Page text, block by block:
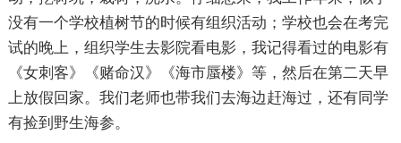
没有一个学校植树节的时候有组织活动；学校也会在考完
试的晚上，组织学生去影院看电影，我记得看过的电影有
《女刺客》《赌命汉》《海市蜃楼》等，然后在第二天早
上放假回家。我们老师也带我们去海边赶海过，还有同学
有捡到野生海参。